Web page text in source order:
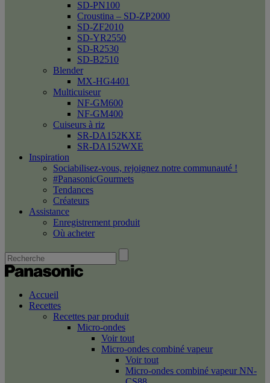
SD-PN100
Croustina – SD-ZP2000
SD-ZF2010
SD-YR2550
SD-R2530
SD-B2510
Blender
MX-HG4401
Multicuiseur
NF-GM600
NF-GM400
Cuiseurs à riz
SR-DA152KXE
SR-DA152WXE
Inspiration
Sociabilisez-vous, rejoignez notre communauté !
#PanasonicGourmets
Tendances
Créateurs
Assistance
Enregistrement produit
Où acheter
Accueil
Recettes
Recettes par produit
Micro-ondes
Voir tout
Micro-ondes combiné vapeur
Voir tout
Micro-ondes combiné vapeur NN-